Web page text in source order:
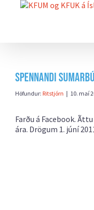
Spennandi
Höfundur: Ritstjórn | 10. maí
Farðu á Facebook.
ára. Drögum 1. júní